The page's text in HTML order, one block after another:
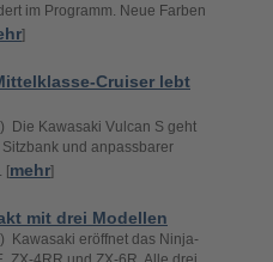
im Programm. Neue Farben
]
Cruiser lebt
Die Kawasaki Vulcan S geht
und anpassbarer
[mehr]
mit drei Modellen
Kawasaki eröffnet das Ninja-